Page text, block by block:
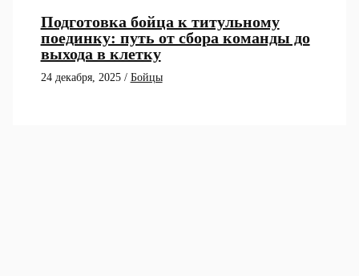
Подготовка бойца к титульному
поединку: путь от сбора команды до
выхода в клетку
24 декабря, 2025 / Бойцы